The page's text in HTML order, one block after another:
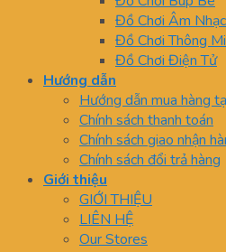
Đồ Chơi Âm Nhạc
Đồ Chơi Thông
Đồ Chơi Điện Tử
Hướng dẫn
Hướng dẫn mua hàng
Chính sách thanh toán
Chính sách giao nhận
Chính sách đổi trả hàng
Giới thiệu
GIỚI THIỆU
LIÊN HỆ
Our Stores